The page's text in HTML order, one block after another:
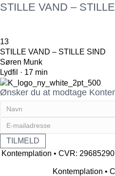
STILLE VAND –
13
STILLE VAND – STILLE SIND
Søren Munk
Lydfil · 17 min
Ønsker du at modtage
Kontemplation • CVR: 29685290
Kontemplation •